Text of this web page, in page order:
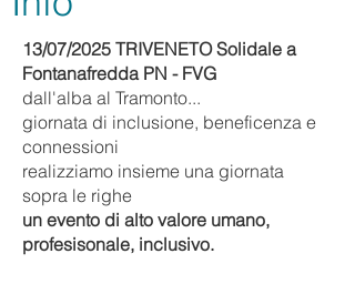
13/07/2025 TRIVENETO Solidale a
Fontanafredda PN - FVG
dall'alba al Tramonto...
giornata di inclusione, beneficenza e
connessioni
realizziamo insieme una giornata
sopra le righe
un evento di alto valore umano,
profesisonale, inclusivo.